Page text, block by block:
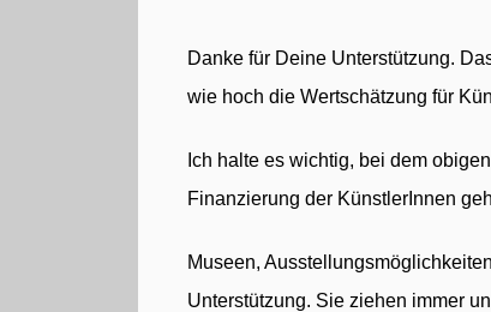
Danke für Deine Unterstützung.
wie hoch die Wertschätzung für
Ich halte es wichtig, bei dem
Finanzierung der KünstlerInnen
Museen,
Unterstützung. Sie ziehen immer